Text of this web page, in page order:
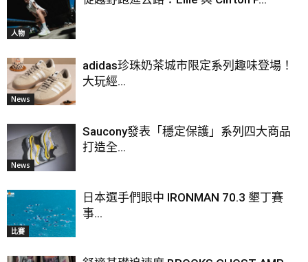
人物
News
adidas珍珠奶茶城市限定系列趣味登場！
大玩經...
News
Saucony發表「穩定保護」系列四大商品
打造全...
比賽
日本選手們眼中 IRONMAN 70.3 墾丁賽
事...